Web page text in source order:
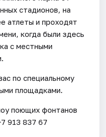
стадионов, на
атлеты и проходят
когда были здесь
с местными
по специальному
площадками.
поющих фонтанов
913 837 67